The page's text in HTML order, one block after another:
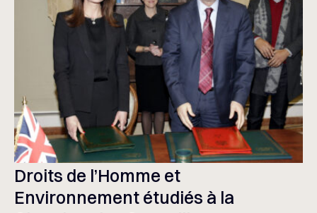
Droits de l’Homme et
Environnement étudiés à la